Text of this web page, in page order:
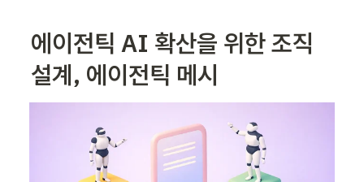
에이전틱 AI 확산을 위한 조직
설계, 에이전틱 메시